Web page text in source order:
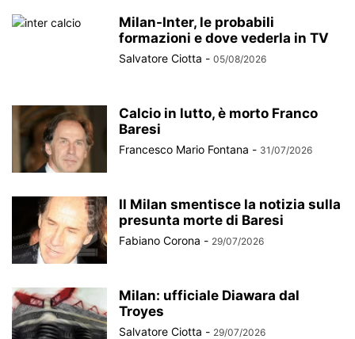
Milan-Inter, le probabili
formazioni e dove vederla in TV
Salvatore Ciotta - 05/08/2026
Calcio in lutto, è morto Franco
Baresi
Francesco Mario Fontana - 31/07/2026
Il Milan smentisce la notizia sulla
presunta morte di Baresi
Fabiano Corona - 29/07/2026
Milan: ufficiale Diawara dal
Troyes
Salvatore Ciotta - 29/07/2026